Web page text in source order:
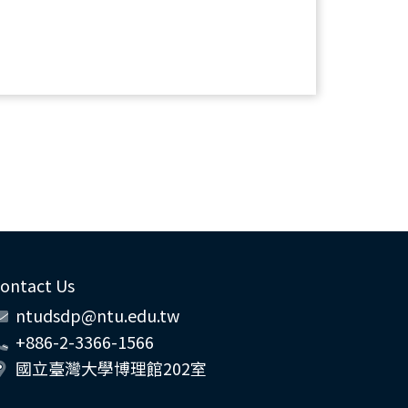
Us
ntudsdp@ntu.edu.tw
+886-2-3366-1566
國立臺灣大學博理館202室